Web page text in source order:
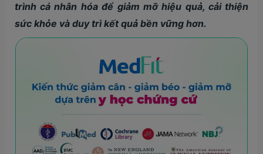
trình cá nhân hóa để giảm mỡ hiệu quả, cải thiện
sức khỏe và duy trì kết quả bền vững hơn.